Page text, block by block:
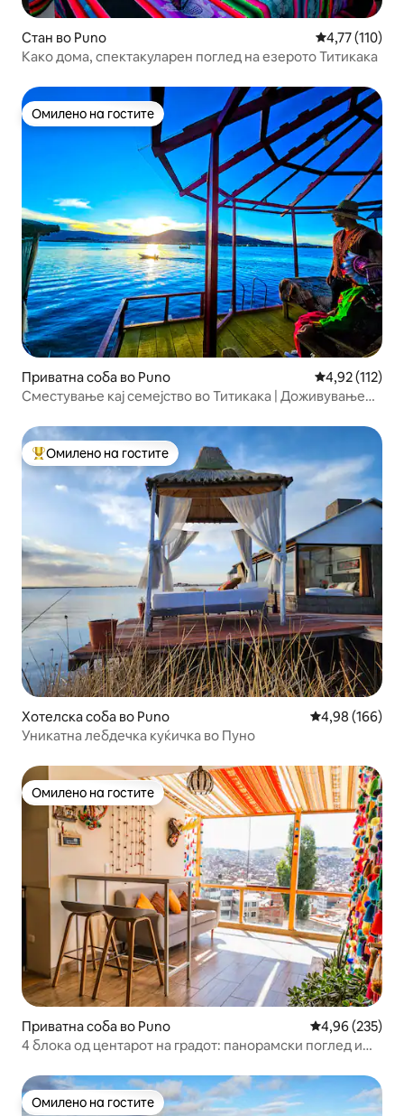
Стан во Puno Просечна
4,77 (110)
Како дома, спектакуларен поглед на езерото Титикака
Омилено на гостите
Омилено на гостите
Приватна соба во Puno Просечна
4,92 (112)
Сместување кај семејство во Титикака | Доживување
Меѓу најуспешните „Омилени на гостите“
Омилено на гостите
Хотелска соба во Puno Просечна
4,98 (166)
Уникатна лебдечка куќичка во Пуно
Омилено на гостите
Омилено на гостите
Приватна соба во Puno Просечна
4,96 (235)
4 блока од центарот на градот: панорамски поглед и
Омилено на гостите
Омилено на гостите